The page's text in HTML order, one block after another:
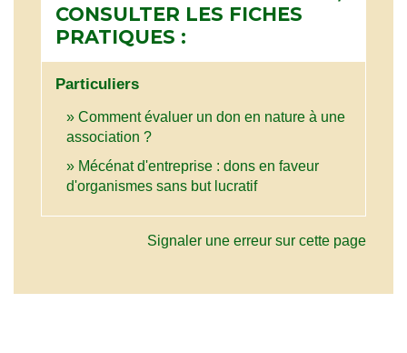
CONSULTER LES FICHES
PRATIQUES :
Particuliers
Comment évaluer un don en nature à une
association ?
Mécénat d'entreprise : dons en faveur
d'organismes sans but lucratif
Signaler une erreur sur cette page